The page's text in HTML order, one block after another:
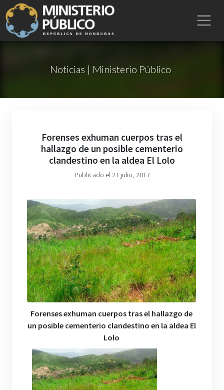
Noticias | Ministerio Público
Forenses exhuman cuerpos tras el
hallazgo de un posible cementerio
clandestino en la aldea El Lolo
Publicado el 21 julio, 2017
Forenses exhuman cuerpos tras el hallazgo de
un posible cementerio clandestino en la aldea El
Lolo